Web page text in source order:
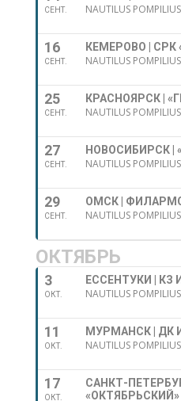
СЕНТ. NAUTILUS POMPILIUS
16
СЕНТ.
КЕМЕРОВО | СРК
NAUTILUS POMPILIUS
25
СЕНТ.
КРАСНОЯРСК |
NAUTILUS POMPILIUS
27
СЕНТ.
НОВОСИБИРСК |
NAUTILUS POMPILIUS
29
СЕНТ.
ОМСК |
NAUTILUS POMPILIUS
ОКТЯБРЬ
3
ОКТ.
ЕССЕНТУКИ |
NAUTILUS POMPILIUS
11
ОКТ.
МУРМАНСК | ДК
NAUTILUS POMPILIUS
17
ОКТ.
САНКТ-
«ОКТЯБРЬСКИЙ»